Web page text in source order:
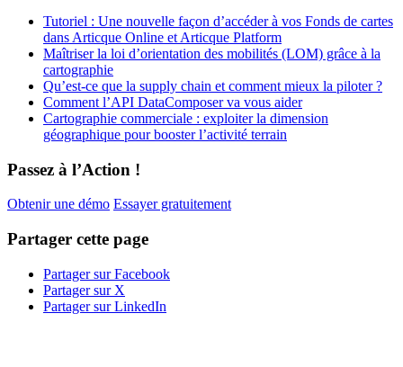
Tutoriel : Une nouvelle façon d’accéder à vos Fonds de cartes
dans Articque Online et Articque Platform
Maîtriser la loi d’orientation des mobilités (LOM) grâce à la
cartographie
Qu’est-ce que la supply chain et comment mieux la piloter ?
Comment l’API DataComposer va vous aider
Cartographie commerciale : exploiter la dimension
géographique pour booster l’activité terrain
Passez à l’Action !
Obtenir une démo Essayer gratuitement
Partager cette page
Partager sur Facebook
Partager sur X
Partager sur LinkedIn